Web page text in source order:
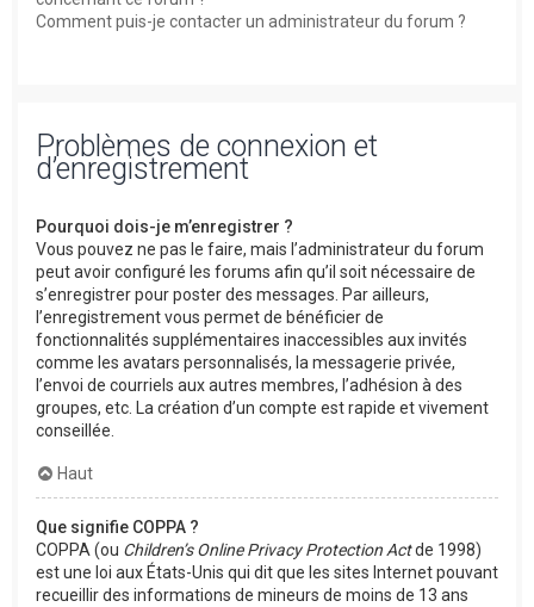
Comment puis-je contacter un administrateur du forum ?
Problèmes de connexion et
d’enregistrement
Pourquoi dois-je m’enregistrer ?
Vous pouvez ne pas le faire, mais l’administrateur du forum
peut avoir configuré les forums afin qu’il soit nécessaire de
s’enregistrer pour poster des messages. Par ailleurs,
l’enregistrement vous permet de bénéficier de
fonctionnalités supplémentaires inaccessibles aux invités
comme les avatars personnalisés, la messagerie privée,
l’envoi de courriels aux autres membres, l’adhésion à des
groupes, etc. La création d’un compte est rapide et vivement
conseillée.
Haut
Que signifie COPPA ?
COPPA (ou Children’s Online Privacy Protection Actde 1998)
est une loi aux États-Unis qui dit que les sites Internet pouvant
recueillir des informations de mineurs de moins de 13 ans